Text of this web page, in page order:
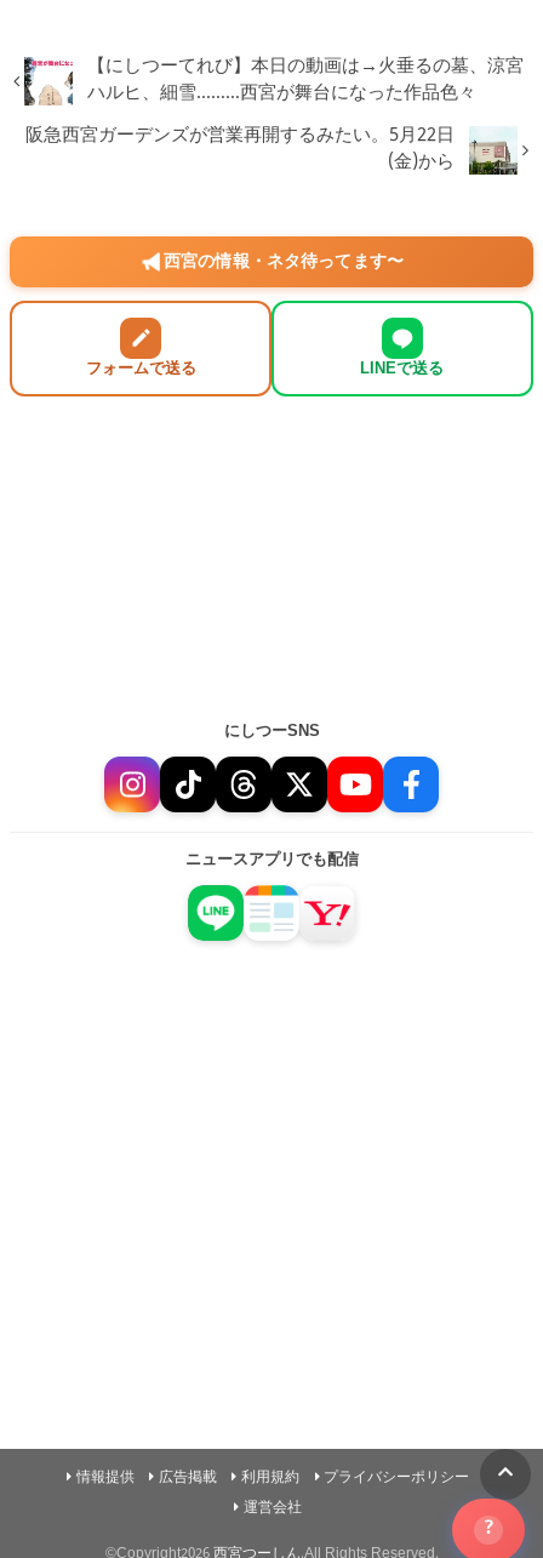
【にしつーてれび】本日の動画は→火垂るの墓、涼宮
ハルヒ、細雪………西宮が舞台になった作品色々
阪急西宮ガーデンズが営業再開するみたい。5月22日
(金)から
西宮の情報・ネタ待ってます〜
フォームで送る LINEで送る
にしつーSNS
ニュースアプリでも配信
情報提供 広告掲載 利用規約
プライバシーポリシー
運営会社
?